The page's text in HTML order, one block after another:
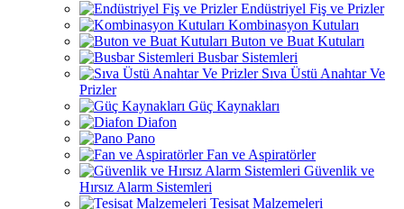
Endüstriyel Fiş ve Prizler
Kombinasyon Kutuları
Buton ve Buat Kutuları
Busbar Sistemleri
Sıva Üstü Anahtar Ve
Prizler
Güç Kaynakları
Diafon
Pano
Fan ve Aspiratörler
Güvenlik ve
Hırsız Alarm Sistemleri
Tesisat Malzemeleri